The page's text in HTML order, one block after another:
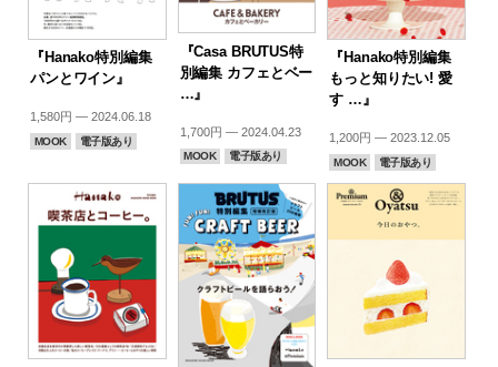
『Hanako特別編集
パンとワイン』
1,580円 — 2024.06.18
MOOK 電子版あり
『Casa BRUTUS特
別編集 カフェとベー
…』
1,700円 — 2024.04.23
MOOK 電子版あり
『Hanako特別編集
もっと知りたい! 愛
す …』
1,200円 — 2023.12.05
MOOK 電子版あり